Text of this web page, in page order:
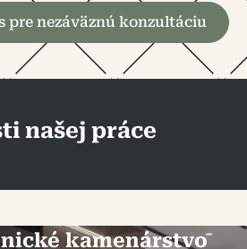
pre nezáväznú konzultáciu
našej práce
kamenárstvo